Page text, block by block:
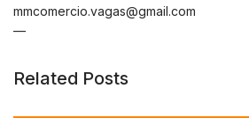
mmcomercio.vagas@gmail.com
—
Related Posts